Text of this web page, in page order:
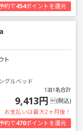
約で454ポイントを還元
ト
グルベッド
1泊1名合計
9,413円 (税込)
お支払いは最大2ヶ月後！
約で470ポイントを還元